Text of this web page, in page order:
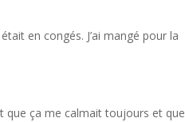
en congés. J’ai mangé pour la
que ça me calmait toujours et